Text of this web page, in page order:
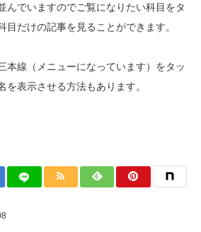
んでいますのでご覧になりたい科目をタ
目だけの記事を見ることができます。
本線（メニューになっています）をタッ
を表示させる方法もあります。